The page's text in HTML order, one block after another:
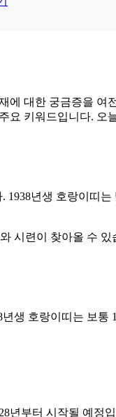
대한 궁금증을 여
요 키워드입니다.
년생 호랑이띠
시련이 찾아올 수
생 호랑이띠는 보통
년부터 시작될 예정